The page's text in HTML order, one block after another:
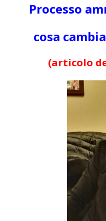
Processo
cosa
(articolo